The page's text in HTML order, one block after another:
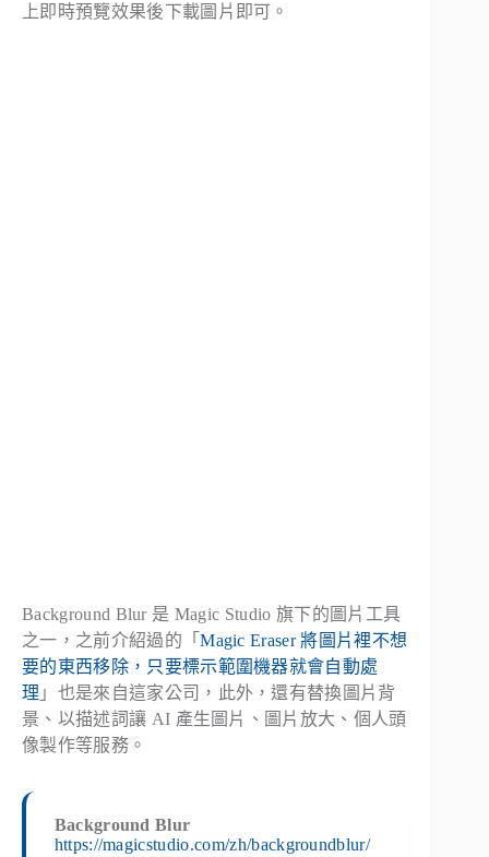
上即時預覽效果後下載圖片即可。
Background Blur 是 Magic Studio 旗下的圖片工具
之一，之前介紹過的「Magic Eraser 將圖片裡不想
要的東西移除，只要標示範圍機器就會自動處
理 」也是來自這家公司，此外，還有替換圖片背
景、以描述詞讓 AI 產生圖片、圖片放大、個人頭
像製作等服務。
Background Blur
https://magicstudio.com/zh/backgroundblur/